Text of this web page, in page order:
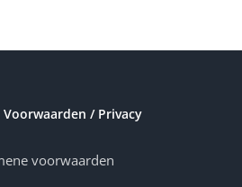
Voorwaarden / Privacy
voorwaarden